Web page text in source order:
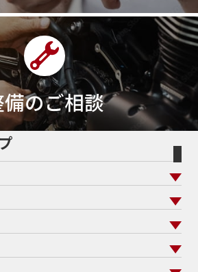
ツ400ｃｃモタード
4D94V 4ストローク
5/31 5000円 500cc
50cc
限定50th Anniversary
50th記念モデル50周年
デル5600シリーズ
TFT液晶5バルブ5月600cc
60th
ロ72PS750750cc75th
80s80万以下
80万円以下82185馬力883
のご相談
走行距離から探す
中古車から探す
よくあるご質問